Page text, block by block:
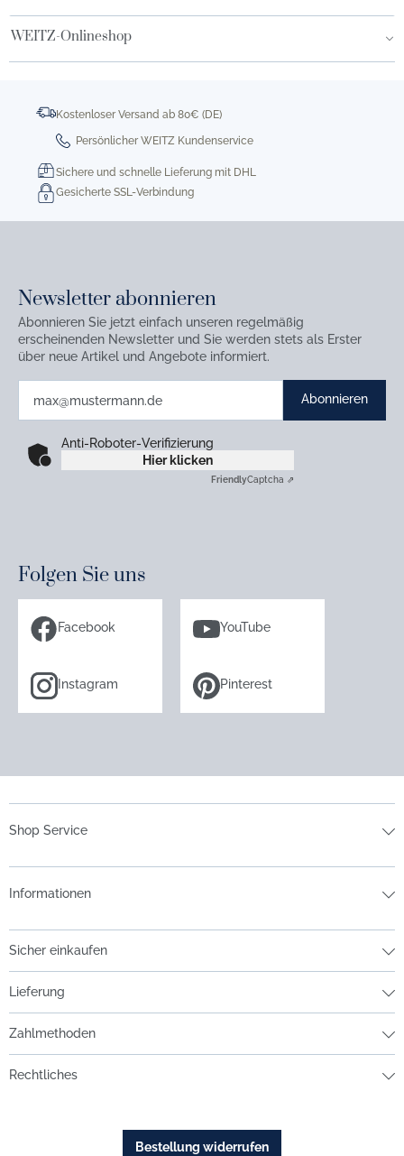
WEITZ-Onlineshop
Kostenloser Versand ab 80€ (DE)
Persönlicher WEITZ Kundenservice
Sichere und schnelle Lieferung mit DHL
Gesicherte SSL-Verbindung
Newsletter abonnieren
Abonnieren Sie jetzt einfach unseren regelmäßig
erscheinenden Newsletter und Sie werden stets als Erster
über neue Artikel und Angebote informiert.
Abonnieren
Anti-Roboter-Verifizierung
Hier klicken
FriendlyCaptcha ⇗
Folgen Sie uns
Facebook YouTube
Instagram Pinterest
Shop Service
Informationen
Sicher einkaufen
Lieferung
Zahlmethoden
Rechtliches
Bestellung widerrufen